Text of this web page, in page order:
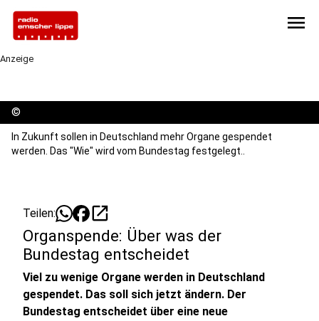
menu
Anzeige
©
In Zukunft sollen in Deutschland mehr Organe gespendet
werden. Das "Wie" wird vom Bundestag festgelegt..
Teilen: open_in_new
Organspende: Über was der
Bundestag entscheidet
Viel zu wenige Organe werden in Deutschland
gespendet. Das soll sich jetzt ändern. Der
Bundestag entscheidet über eine neue